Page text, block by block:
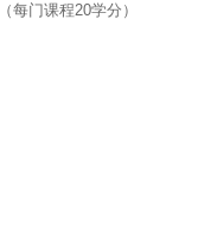
每门课程20学分）